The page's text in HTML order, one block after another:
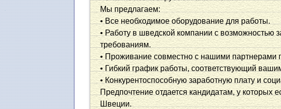
Мы предлагаем:
• Все необходимое оборудование для работы.
• Работу в шведской компании с возможностью
требованиям.
• Проживание совместно с нашими партнерами
• Гибкий график работы, соответствующий
• Конкурентоспособную заработную плату и
Предпочтение отдается кандидатам, у которых
Швеции.